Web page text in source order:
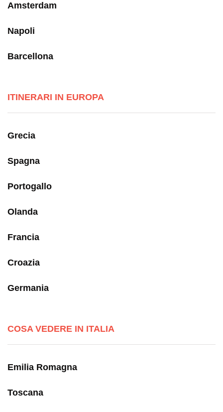
Amsterdam
Napoli
Barcellona
ITINERARI IN EUROPA
Grecia
Spagna
Portogallo
Olanda
Francia
Croazia
Germania
COSA VEDERE IN ITALIA
Emilia Romagna
Toscana